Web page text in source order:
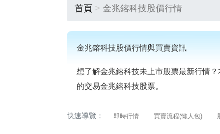
首頁 金兆鎔科技股價行情
金兆鎔科技股價行情與買賣資訊
想了解金兆鎔科技未上市股票最新行情
的交易金兆鎔科技股票。
快速導覽： 即時行情 買賣流程(懶人包)